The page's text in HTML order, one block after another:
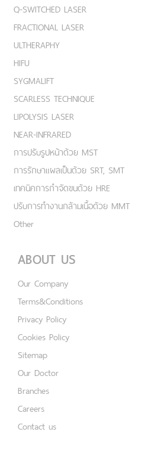
Q-SWITCHED LASER
FRACTIONAL LASER
ULTHERAPHY
HIFU
SYGMALIFT
SCARLESS TECHNIQUE
LIPOLYSIS LASER
NEAR-INFRARED
การปรับรูปหน้าด้วย MST
การรักษาแผลเป็นด้วย SRT, SMT
เทคนิคการกำจัดขนด้วย HRE
ปรับการทำงานกล้ามเนื้อด้วย MMT
Other
ABOUT US
Our Company
Terms&Conditions
Privacy Policy
Cookies Policy
Sitemap
Our Doctor
Branches
Careers
Contact us